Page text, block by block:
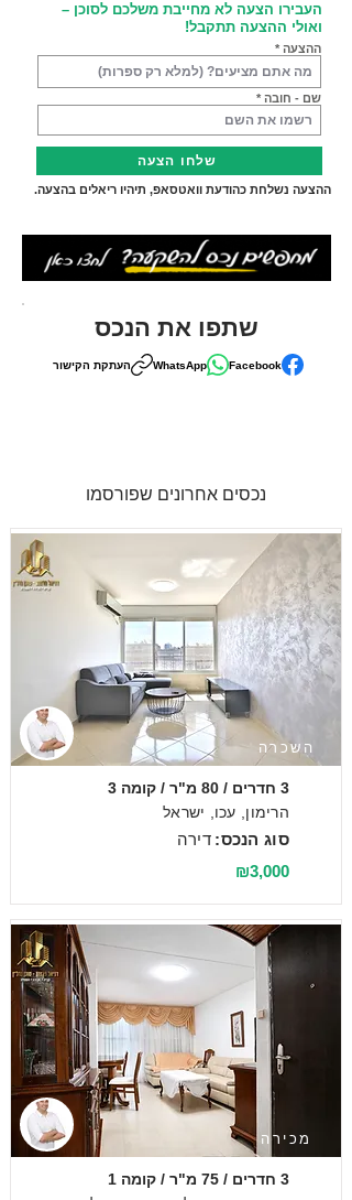
העבירו הצעה לא מחייבת משלכם לסוכן –
ואולי ההצעה תתקבל!
ההצעה
שם - חובה
שלחו הצעה
ההצעה נשלחת כהודעת וואטסאפ, תיהיו ריאלים בהצעה.
שתפו את הנכס
Facebook
WhatsApp העתקת הקישור
נכסים אחרונים שפורסמו
השכרה
3 חדרים / 80 מ"ר / קומה 3
הרימון, עכו, ישראל
דירה סוג הנכס:
₪3,000
מכירה
3 חדרים / 75 מ"ר / קומה 1